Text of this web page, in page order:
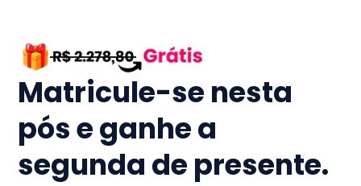
Matricule-se nesta
pós e ganhe a
segunda de presente.